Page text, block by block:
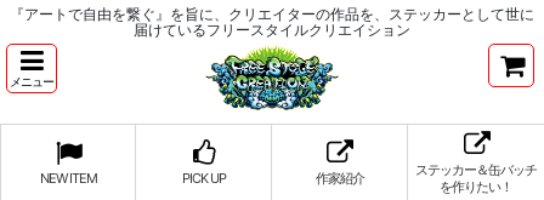
『アートで自由を繋ぐ』を旨に、クリエイターの作品を、ステッカーとして世に
届けているフリースタイルクリエイション
メニュー
NEW ITEM PICK UP 作家紹介
ステッカー＆缶バッチ
を作りたい！